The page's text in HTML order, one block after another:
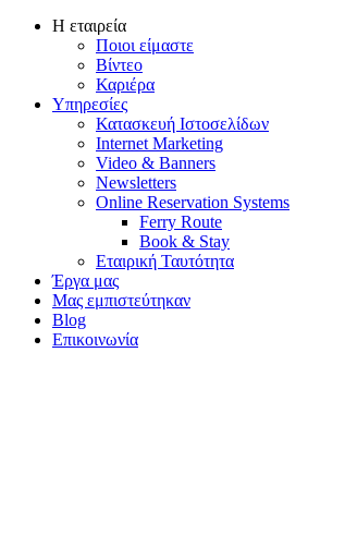
Η εταιρεία
Ποιοι είμαστε
Βίντεο
Καριέρα
Υπηρεσίες
Κατασκευή Ιστοσελίδων
Internet Marketing
Video & Banners
Newsletters
Online Reservation Systems
Ferry Route
Book & Stay
Εταιρική Ταυτότητα
Έργα μας
Μας εμπιστεύτηκαν
Blog
Επικοινωνία